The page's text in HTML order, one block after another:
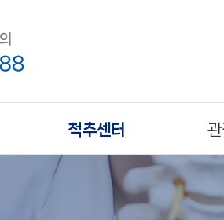
척추센터